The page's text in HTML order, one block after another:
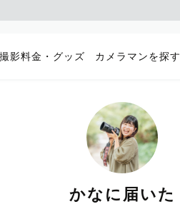
撮影料金・グッズ カメラマンを探す
かなに届いた